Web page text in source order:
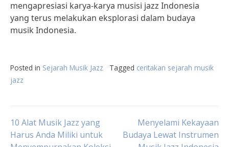
mengapresiasi karya-karya musisi jazz Indonesia
yang terus melakukan eksplorasi dalam budaya
musik Indonesia.
Posted in Sejarah Musik Jazz Tagged ceritakan sejarah musik
jazz
Post
10 Alat Musik Jazz yang
Harus Anda Miliki untuk
Menyelami Kekayaan
Budaya Lewat Instrumen